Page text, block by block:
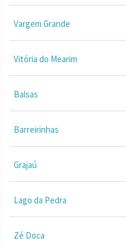
Vargem Grande
Vitória do Mearim
Balsas
Barreirinhas
Grajaú
Lago da Pedra
Zé Doca